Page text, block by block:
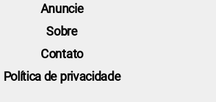
Anuncie
Sobre
Contato
Política de privacidade